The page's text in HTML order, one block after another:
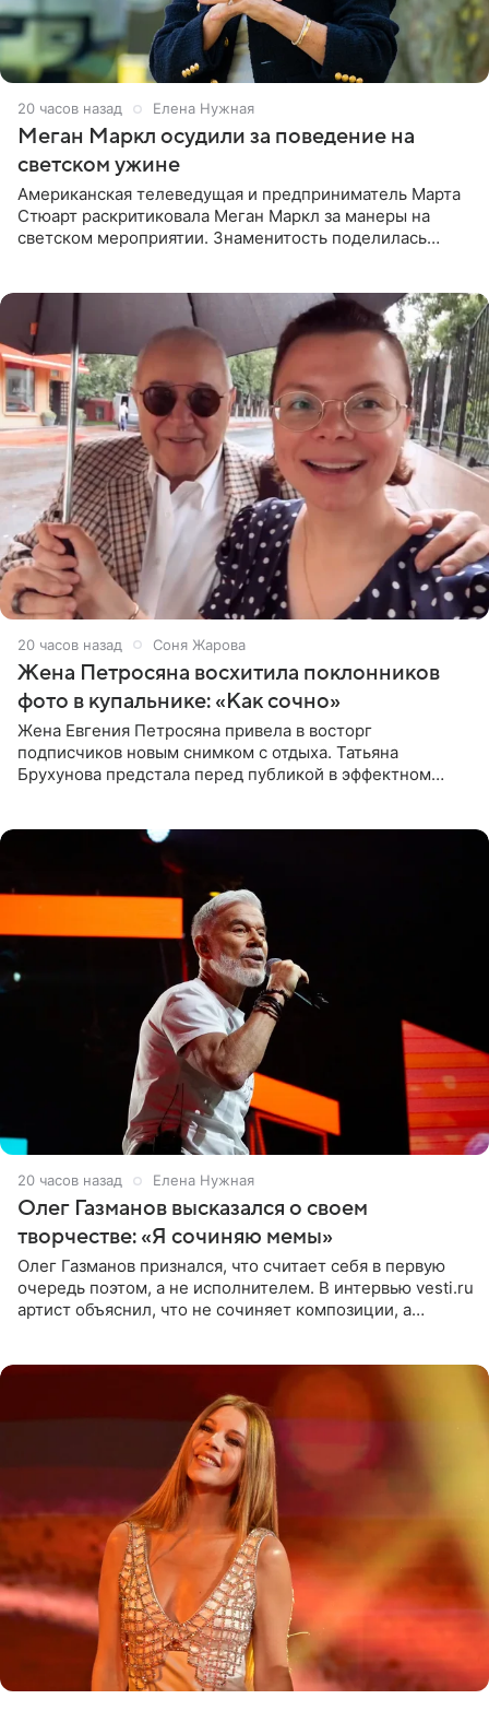
20 часов назад Елена Нужная
Меган Маркл осудили за поведение на
светском ужине
Американская телеведущая и предприниматель Марта
Стюарт раскритиковала Меган Маркл за манеры на
светском мероприятии. Знаменитость поделилась
20 часов назад Соня Жарова
Жена Петросяна восхитила поклонников
фото в купальнике: «Как сочно»
Жена Евгения Петросяна привела в восторг
подписчиков новым снимком с отдыха. Татьяна
Брухунова предстала перед публикой в эффектном
20 часов назад Елена Нужная
Олег Газманов высказался о своем
творчестве: «Я сочиняю мемы»
Олег Газманов признался, что считает себя в первую
очередь поэтом, а не исполнителем. В интервью vesti.ru
артист объяснил, что не сочиняет композиции, а